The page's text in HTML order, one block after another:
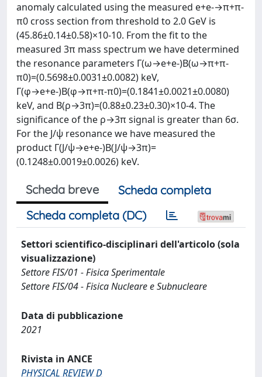
anomaly calculated using the measured e+e-→π+π-
π0 cross section from threshold to 2.0 GeV is
(45.86±0.14±0.58)×10-10. From the fit to the
measured 3π mass spectrum we have determined
the resonance parameters Γ(ω→e+e-)B(ω→π+π-
π0)=(0.5698±0.0031±0.0082) keV,
Γ(φ→e+e-)B(φ→π+π-π0)=(0.1841±0.0021±0.0080)
keV, and B(ρ→3π)=(0.88±0.23±0.30)×10-4. The
significance of the ρ→3π signal is greater than 6σ.
For the J/ψ resonance we have measured the
product Γ(J/ψ→e+e-)B(J/ψ→3π)=
(0.1248±0.0019±0.0026) keV.
Scheda breve
Scheda completa
Scheda completa (DC)
Settori scientifico-disciplinari dell'articolo (sola
visualizzazione)
Settore FIS/01 - Fisica Sperimentale
Settore FIS/04 - Fisica Nucleare e Subnucleare
Data di pubblicazione
2021
Rivista in ANCE
PHYSICAL REVIEW D